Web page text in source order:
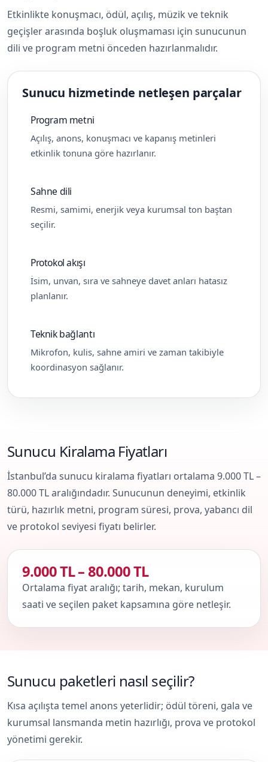
Etkinlikte konuşmacı, ödül, açılış, müzik ve teknik
geçişler arasında boşluk oluşmaması için sunucunun
dili ve program metni önceden hazırlanmalıdır.
Sunucu hizmetinde netleşen parçalar
Program metni
Açılış, anons, konuşmacı ve kapanış metinleri
etkinlik tonuna göre hazırlanır.
Sahne dili
Resmi, samimi, enerjik veya kurumsal ton baştan
seçilir.
Protokol akışı
İsim, unvan, sıra ve sahneye davet anları hatasız
planlanır.
Teknik bağlantı
Mikrofon, kulis, sahne amiri ve zaman takibiyle
koordinasyon sağlanır.
Sunucu Kiralama Fiyatları
İstanbul’da sunucu kiralama fiyatları ortalama 9.000 TL –
80.000 TL aralığındadır. Sunucunun deneyimi, etkinlik
türü, hazırlık metni, program süresi, prova, yabancı dil
ve protokol seviyesi fiyatı belirler.
9.000 TL – 80.000 TL
Ortalama fiyat aralığı; tarih, mekan, kurulum
saati ve seçilen paket kapsamına göre netleşir.
Sunucu paketleri nasıl seçilir?
Kısa açılışta temel anons yeterlidir; ödül töreni, gala ve
kurumsal lansmanda metin hazırlığı, prova ve protokol
yönetimi gerekir.